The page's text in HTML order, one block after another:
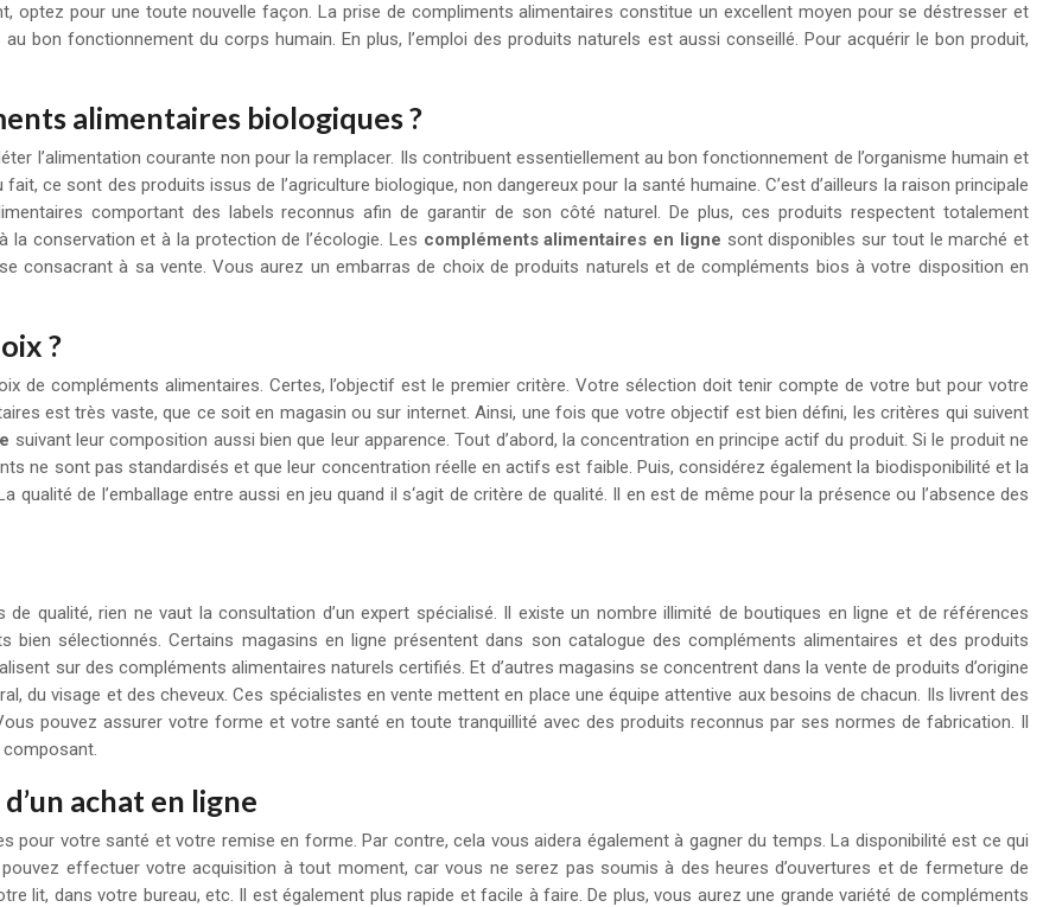
optez pour une toute nouvelle façon. La prise de compliments alimentaires constitue un excellent moyen pour se déstresser et
bon fonctionnement du corps humain. En plus, l’emploi des produits naturels est aussi conseillé. Pour acquérir le bon produit,
alimentaires biologiques ?
l’alimentation courante non pour la remplacer. Ils contribuent essentiellement au bon fonctionnement de l’organisme humain et
ce sont des produits issus de l’agriculture biologique, non dangereux pour la santé humaine. C’est d’ailleurs la raison principale
comportant des labels reconnus afin de garantir de son côté naturel. De plus, ces produits respectent totalement
la conservation et à la protection de l’écologie. Les compléments alimentaires en ligne sont disponibles sur tout le marché et
consacrant à sa vente. Vous aurez un embarras de choix de produits naturels et de compléments bios à votre disposition en
?
de compléments alimentaires. Certes, l’objectif est le premier critère. Votre sélection doit tenir compte de votre but pour votre
est très vaste, que ce soit en magasin ou sur internet. Ainsi, une fois que votre objectif est bien défini, les critères qui suivent
suivant leur composition aussi bien que leur apparence. Tout d’abord, la concentration en principe actif du produit. Si le produit ne
ne sont pas standardisés et que leur concentration réelle en actifs est faible. Puis, considérez également la biodisponibilité et la
de l’emballage entre aussi en jeu quand il s‘agit de critère de qualité. Il en est de même pour la présence ou l’absence des
de qualité, rien ne vaut la consultation d’un expert spécialisé. Il existe un nombre illimité de boutiques en ligne et de références
sélectionnés. Certains magasins en ligne présentent dans son catalogue des compléments alimentaires et des produits
sur des compléments alimentaires naturels certifiés. Et d’autres magasins se concentrent dans la vente de produits d’origine
du visage et des cheveux. Ces spécialistes en vente mettent en place une équipe attentive aux besoins de chacun. Ils livrent des
pouvez assurer votre forme et votre santé en toute tranquillité avec des produits reconnus par ses normes de fabrication. Il
composant.
achat en ligne
pour votre santé et votre remise en forme. Par contre, cela vous aidera également à gagner du temps. La disponibilité est ce qui
effectuer votre acquisition à tout moment, car vous ne serez pas soumis à des heures d’ouvertures et de fermeture de
lit, dans votre bureau, etc. Il est également plus rapide et facile à faire. De plus, vous aurez une grande variété de compléments